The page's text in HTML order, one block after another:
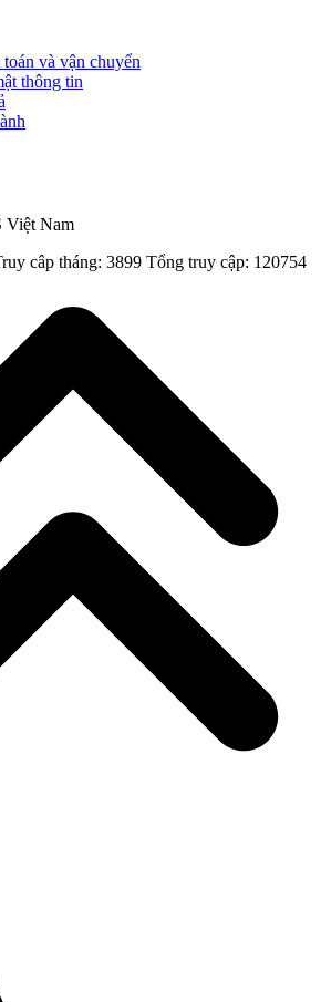
và vận chuyển
thông tin
Việt Nam
câp tháng: 3899 Tổng truy cập: 120754